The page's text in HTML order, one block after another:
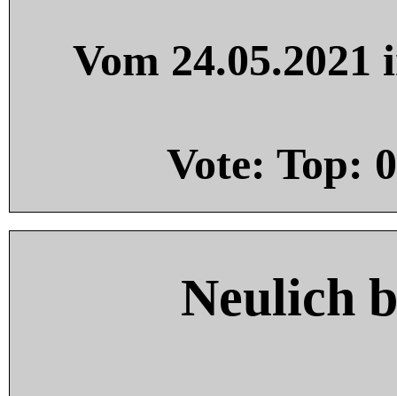
Vom
Vote: Top: 0
Neulich